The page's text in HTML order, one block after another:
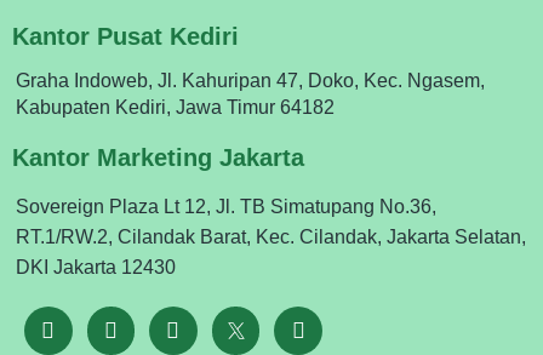
Kantor Pusat Kediri
Graha Indoweb, Jl. Kahuripan 47, Doko, Kec. Ngasem,
Kabupaten Kediri, Jawa Timur 64182
Kantor Marketing Jakarta
Sovereign Plaza Lt 12, Jl. TB Simatupang No.36,
RT.1/RW.2, Cilandak Barat, Kec. Cilandak, Jakarta Selatan,
DKI Jakarta 12430